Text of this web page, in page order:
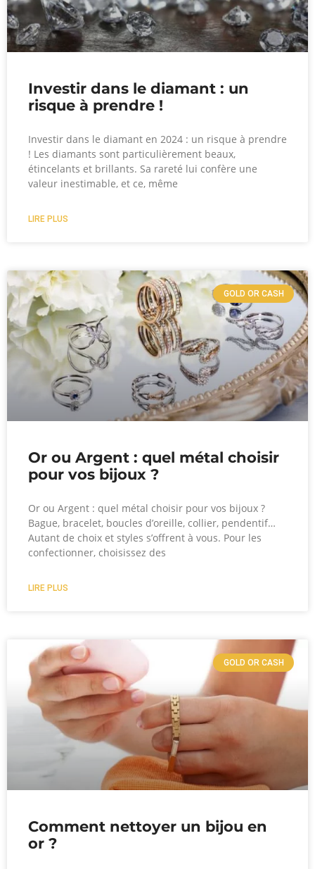
Investir dans le diamant : un
risque à prendre !
Investir dans le diamant en 2024 : un risque à prendre
! Les diamants sont particulièrement beaux,
étincelants et brillants. Sa rareté lui confère une
valeur inestimable, et ce, même
LIRE PLUS
GOLD OR CASH
Or ou Argent : quel métal choisir
pour vos bijoux ?
Or ou Argent : quel métal choisir pour vos bijoux ?
Bague, bracelet, boucles d’oreille, collier, pendentif…
Autant de choix et styles s’offrent à vous. Pour les
confectionner, choisissez des
LIRE PLUS
GOLD OR CASH
Comment nettoyer un bijou en
or ?